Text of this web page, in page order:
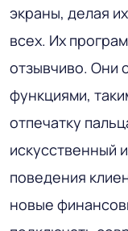
экраны, делая
всех. Их
отзывчиво. Они
функциями,
отпечатку
искусственный
поведения
новые